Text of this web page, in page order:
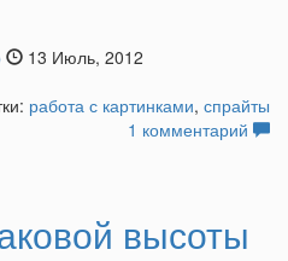
13 Июль, 2012
работа с картинками, спрайты
1 комментарий
высоты